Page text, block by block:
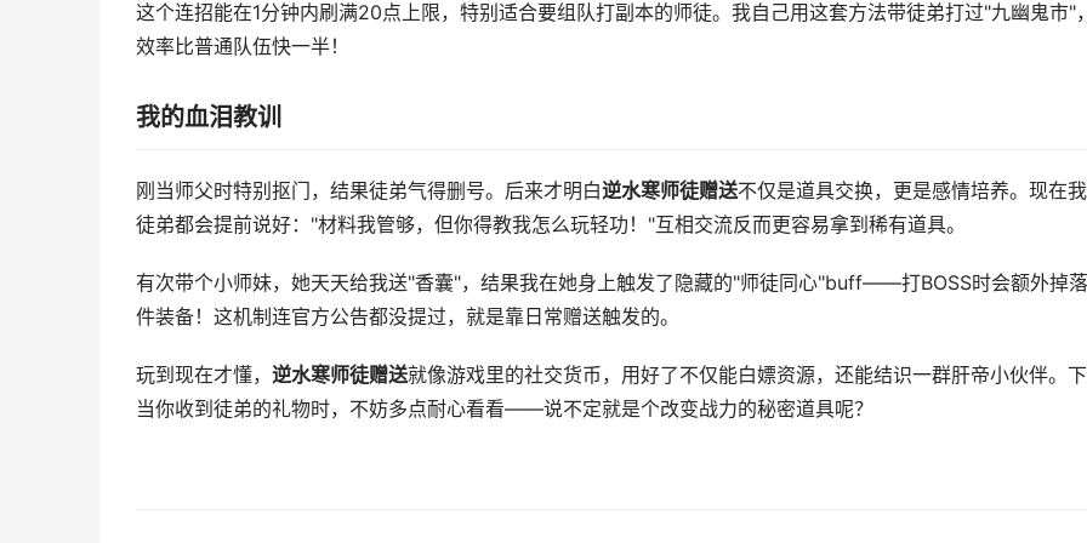
这个连招能在1分钟内刷满20点上限，特别适合要组队打副本的师徒。我自己用这套方法带徒弟打过"九幽鬼市"，
效率比普通队伍快一半！
我的血泪教训
刚当师父时特别抠门，结果徒弟气得删号。后来才明白逆水寒师徒赠送不仅是道具交换，更是感情培养。现在
徒弟都会提前说好："材料我管够，但你得教我怎么玩轻功！"互相交流反而更容易拿到稀有道具。
有次带个小师妹，她天天给我送"香囊"，结果我在她身上触发了隐藏的"师徒同心"buff——打BOSS时会额外掉
件装备！这机制连官方公告都没提过，就是靠日常赠送触发的。
玩到现在才懂， 逆水寒师徒赠送就像游戏里的社交货币，用好了不仅能白嫖资源，还能结识一群肝帝小伙伴。
当你收到徒弟的礼物时，不妨多点耐心看看——说不定就是个改变战力的秘密道具呢？